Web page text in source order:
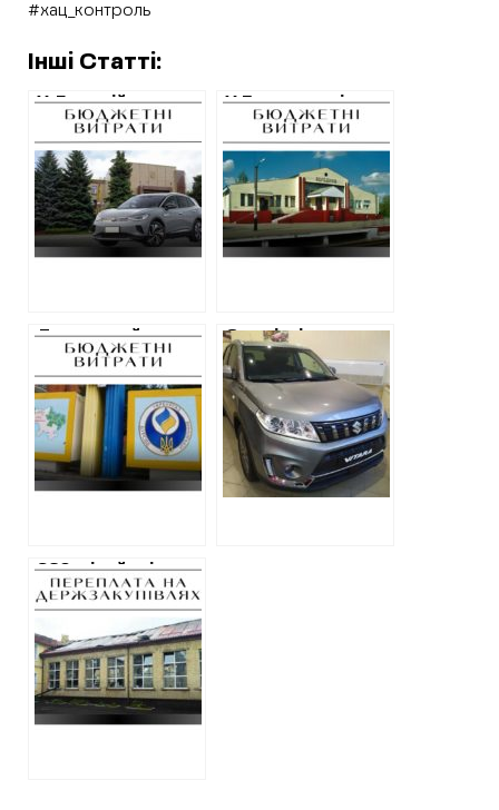
#хац_контроль
Інші Статті:
У Лозовій
купують
електромобіль за
1,5 мільйона
гривень
У Богодухові
після повторного
тендеру вартість
ремонту будівлі
ЦНАПу
збільшилась на
мільйон, а ціни на
Державний
“Укрбургаз”
планує придбати
17 термочашок
на суму понад
мільйон гривень
Сумнівні витрати:
Харківська
поліклініка купує
автівку за мільйон
230 мільйонів на
відновлення
ліцею у Чугуєві:
фаворит ХОВА та
шалені переплати